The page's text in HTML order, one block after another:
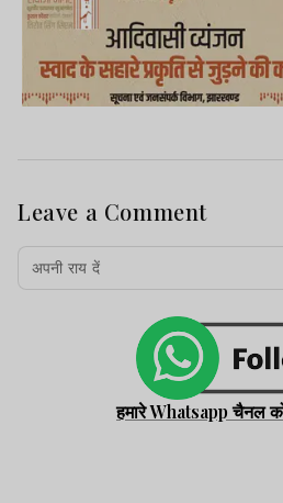
Leave a Comment
हमारे Whatsapp चैनल